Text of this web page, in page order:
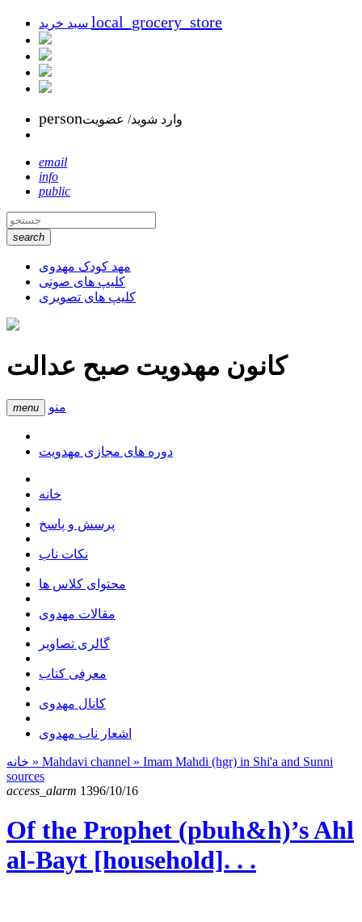
local_grocery_store
personوارد شوید/ عضویت
email
info
public
search
مهد کودک مهدوی
کلیپ های صوتی
کلیپ های تصویری
کانون مهدویت صبح عدالت
menu منو
دوره های مجازی مهدویت
خانه
پرسش و پاسخ
نکات ناب
محتوای کلاس ها
مقالات مهدوی
گالری تصاویر
معرفی کتاب
کانال مهدوی
اشعار ناب مهدوی
» Mahdavi channel » Imam Mahdi (hgr) in Shi'a and Sunni
sources
access_alarm 1396/10/16
Of the Prophet (pbuh&h)’s Ahl
al-Bayt [household]. . .